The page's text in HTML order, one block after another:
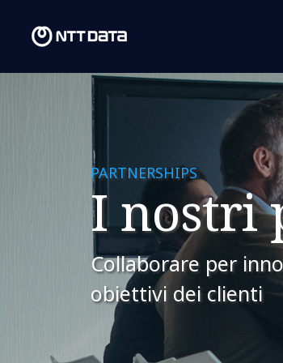
PARTNERSHIPS
I nostri
Collaborare per
obiettivi dei clienti